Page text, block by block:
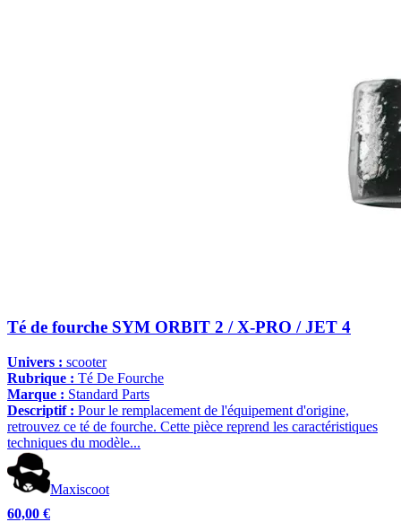
Té de fourche SYM ORBIT 2 / X-PRO / JET 4
Univers : scooter
Rubrique : Té De Fourche
Marque : Standard Parts
Descriptif : Pour le remplacement de l'équipement d'origine,
retrouvez ce té de fourche. Cette pièce reprend les caractéristiques
techniques du modèle...
Maxiscoot
60,00 €